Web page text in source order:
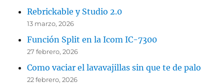
Rebrickable y Studio 2.0
13 marzo, 2026
Función Split en la Icom IC-7300
27 febrero, 2026
Como vaciar el lavavajillas sin que te de palo
22 febrero, 2026